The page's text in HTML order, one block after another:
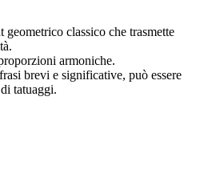
geometrico classico che trasmette
armoniche.
brevi e significative, può essere
tatuaggi.